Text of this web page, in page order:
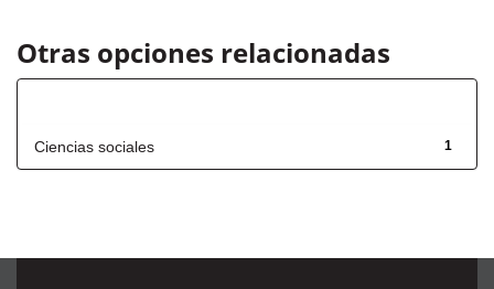
Otras opciones relacionadas
1
Ciencias sociales